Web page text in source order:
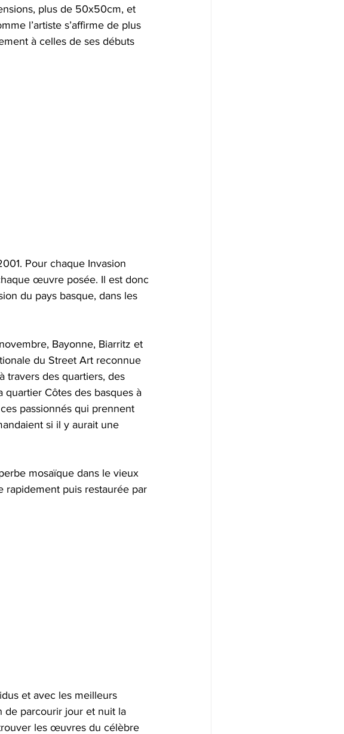
plus de 50x50cm, et
l’artiste s’affirme de plus
à celles de ses débuts
Pour chaque Invasion
œuvre posée. Il est donc
du pays basque, dans les
Bayonne, Biarritz et
du Street Art reconnue
travers des quartiers, des
Côtes des basques à
passionnés qui prennent
si il y aurait une
mosaïque dans le vieux
rapidement puis restaurée par
et avec les meilleurs
de parcourir jour et nuit la
les œuvres du célèbre